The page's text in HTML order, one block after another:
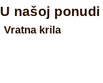
U našoj ponudi
Vratna krila